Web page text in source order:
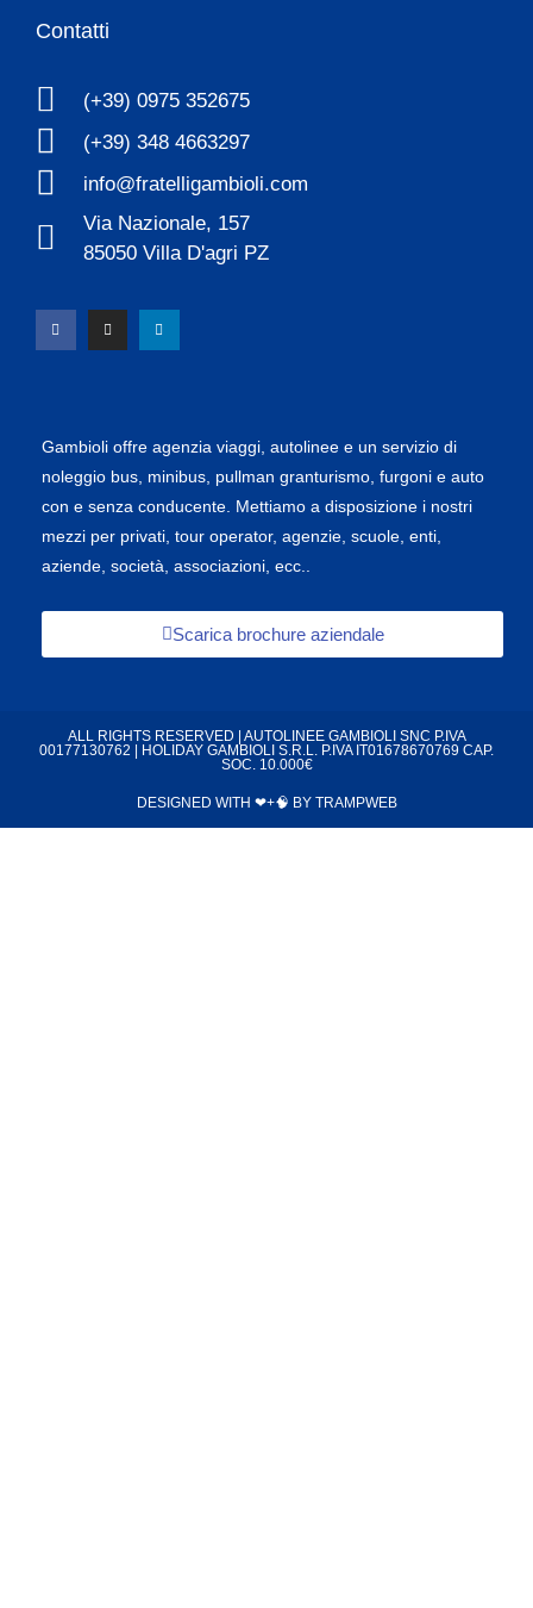
Gambioli offre agenzia viaggi, autolinee e un servizio di
noleggio bus, minibus, pullman granturismo, furgoni e auto
con e senza conducente. Mettiamo a disposizione i nostri
mezzi per privati, tour operator, agenzie, scuole, enti,
aziende, società, associazioni, ecc..
Scarica brochure aziendale
Contatti
(+39) 0975 352675
(+39) 348 4663297
info@fratelligambioli.com
Via Nazionale, 157
85050 Villa D'agri PZ
ALL RIGHTS RESERVED | AUTOLINEE GAMBIOLI SNC P.IVA
00177130762 | HOLIDAY GAMBIOLI S.R.L. P.IVA IT01678670769 CAP.
SOC. 10.000€
DESIGNED WITH ❤+🧠 BY TRAMPWEB